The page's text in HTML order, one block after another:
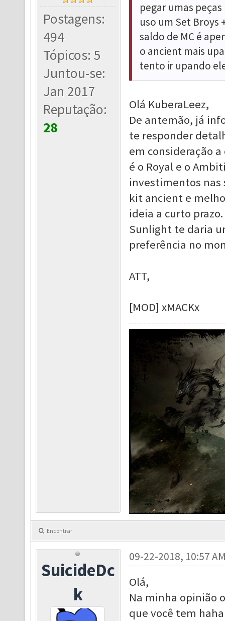
Postagens:
494
Tópicos: 5
Juntou-se:
Jan 2017
Reputação:
28
pegar umas
uso um Set Broys
saldo de MC é
o ancient mais
tento ir upando
Olá KuberaLeez,
De antemão, já
te responder
em consideração
é o Royal e o
investimentos nas
kit ancient e
ideia a curto
Sunlight te daria
preferência no
ATT,
[MOD] xMACKx
Encontrar
SuicideDc
k
09-22-2018, 10:57
Olá,
Na minha opinião
que você tem